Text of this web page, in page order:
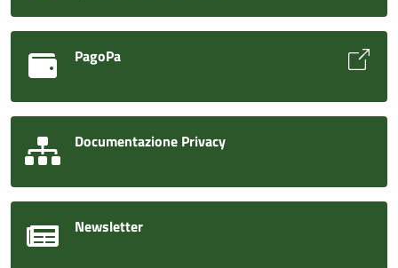
PagoPa
Documentazione Privacy
Newsletter